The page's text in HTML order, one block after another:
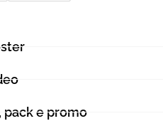
pack e promo